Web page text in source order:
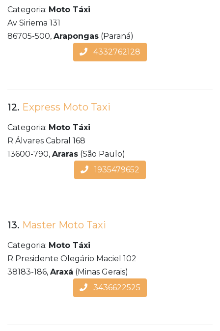
Categoria: Moto Táxi
Av Siriema 131
86705-500, Arapongas (Paraná)
4332762128
12. Express Moto Taxi
Categoria: Moto Táxi
R Álvares Cabral 168
13600-790, Araras (São Paulo)
1935479652
13. Master Moto Taxi
Categoria: Moto Táxi
R Presidente Olegário Maciel 102
38183-186, Araxá (Minas Gerais)
3436622525